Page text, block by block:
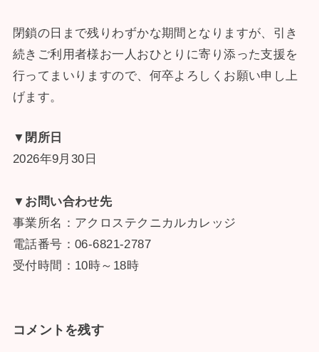
閉鎖の日まで残りわずかな期間となりますが、引き
続きご利用者様お一人おひとりに寄り添った支援を
行ってまいりますので、何卒よろしくお願い申し上
げます。
▼閉所日
2026年9月30日
▼お問い合わせ先
事業所名：アクロステクニカルカレッジ
電話番号：06-6821-2787
受付時間：10時～18時
コメントを残す